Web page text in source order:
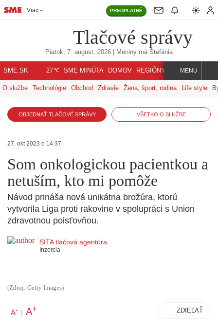
Viac PREDPLATNÉ
Tlačové správy
Piatok, 7. august, 2026 | Meniny má Štefánia
SME.SK 27℃ SME MINÚTA DOMOV REGIÓNY INDEX SVET
MENU
O službe Technológie Obchod Zdravie Žena, šport, rodina Life style
OBJEDNAŤ TLAČOVÉ SPRÁVY VŠETKO O SLUŽBE
27. okt 2023 o 14:37
Som onkologickou pacientkou a
netuším, kto mi pomôže
Návod prináša nová unikátna brožúra, ktorú
vytvorila Liga proti rakovine v spolupráci s Union
zdravotnou poisťovňou.
SITA tlačová agentúra
Inzercia
(Zdroj: Getty Images)
A- | A+ ZDIEĽAŤ